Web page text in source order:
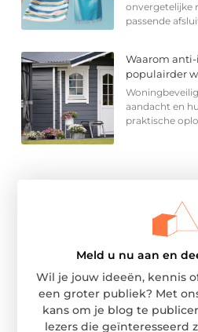
onvergetelijke
passende
Waarom
populairder
aandacht en
praktische
Meld u nu aan en
Wil je jouw ideeën, kennis
een groter publiek? Met
kans om je blog te
lezers die geïnteresseerd